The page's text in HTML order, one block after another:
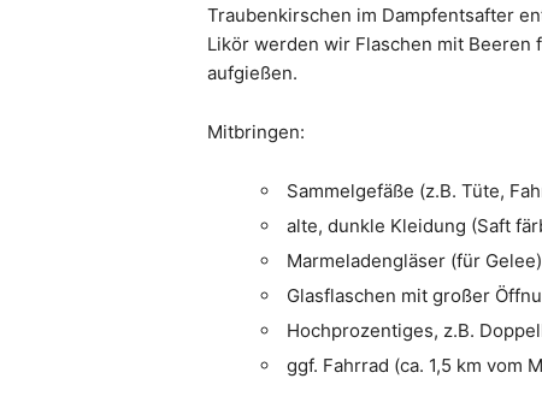
Traubenkirschen im Dampfentsafter
Likör werden wir Flaschen mit
aufgießen.
Mitbringen:
Sammelgefäße (z.B. Tüte,
alte, dunkle Kleidung (Saft
Marmeladengläser (für Gelee)
Glasflaschen mit großer
Hochprozentiges, z.B.
ggf. Fahrrad (ca. 1,5 km vom